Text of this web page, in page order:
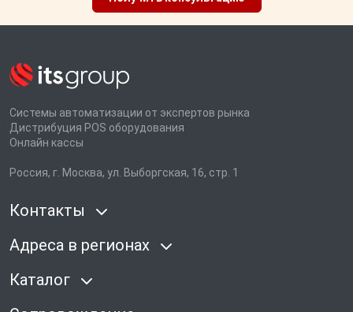
Системы автоматизации от экспертов рынка
Дистрибуция POS оборудования
Онлайн кассы
Россия, г. Москва, ул. Выборгская, 16, стр. 1
Контакты
Адреса в регионах
Каталог